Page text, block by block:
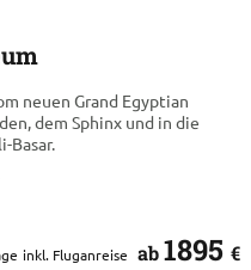
neuen Grand Egyptian
dem Sphinx und in die
Basar.
inkl. Fluganreise ab1895 €